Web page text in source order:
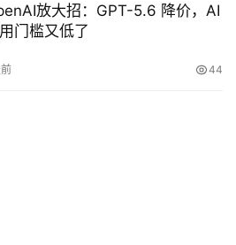
放大招：GPT-5.6 降价，AI
门槛又低了
44